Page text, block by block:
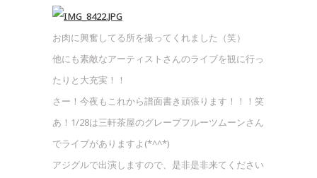
お肉に興奮してる所を撮ってくれました（笑）
他にも素敵なアーティストさんのライブを観に行っ
たりと大充実！！
さー！今夜もこれから譜面書き頑張ります！！！笑
あ！1/28は三軒茶屋のグレープフルーツムーンさん
でライブがありますよ(*^^*)
アジグルで出演しますので、是非是非来てください